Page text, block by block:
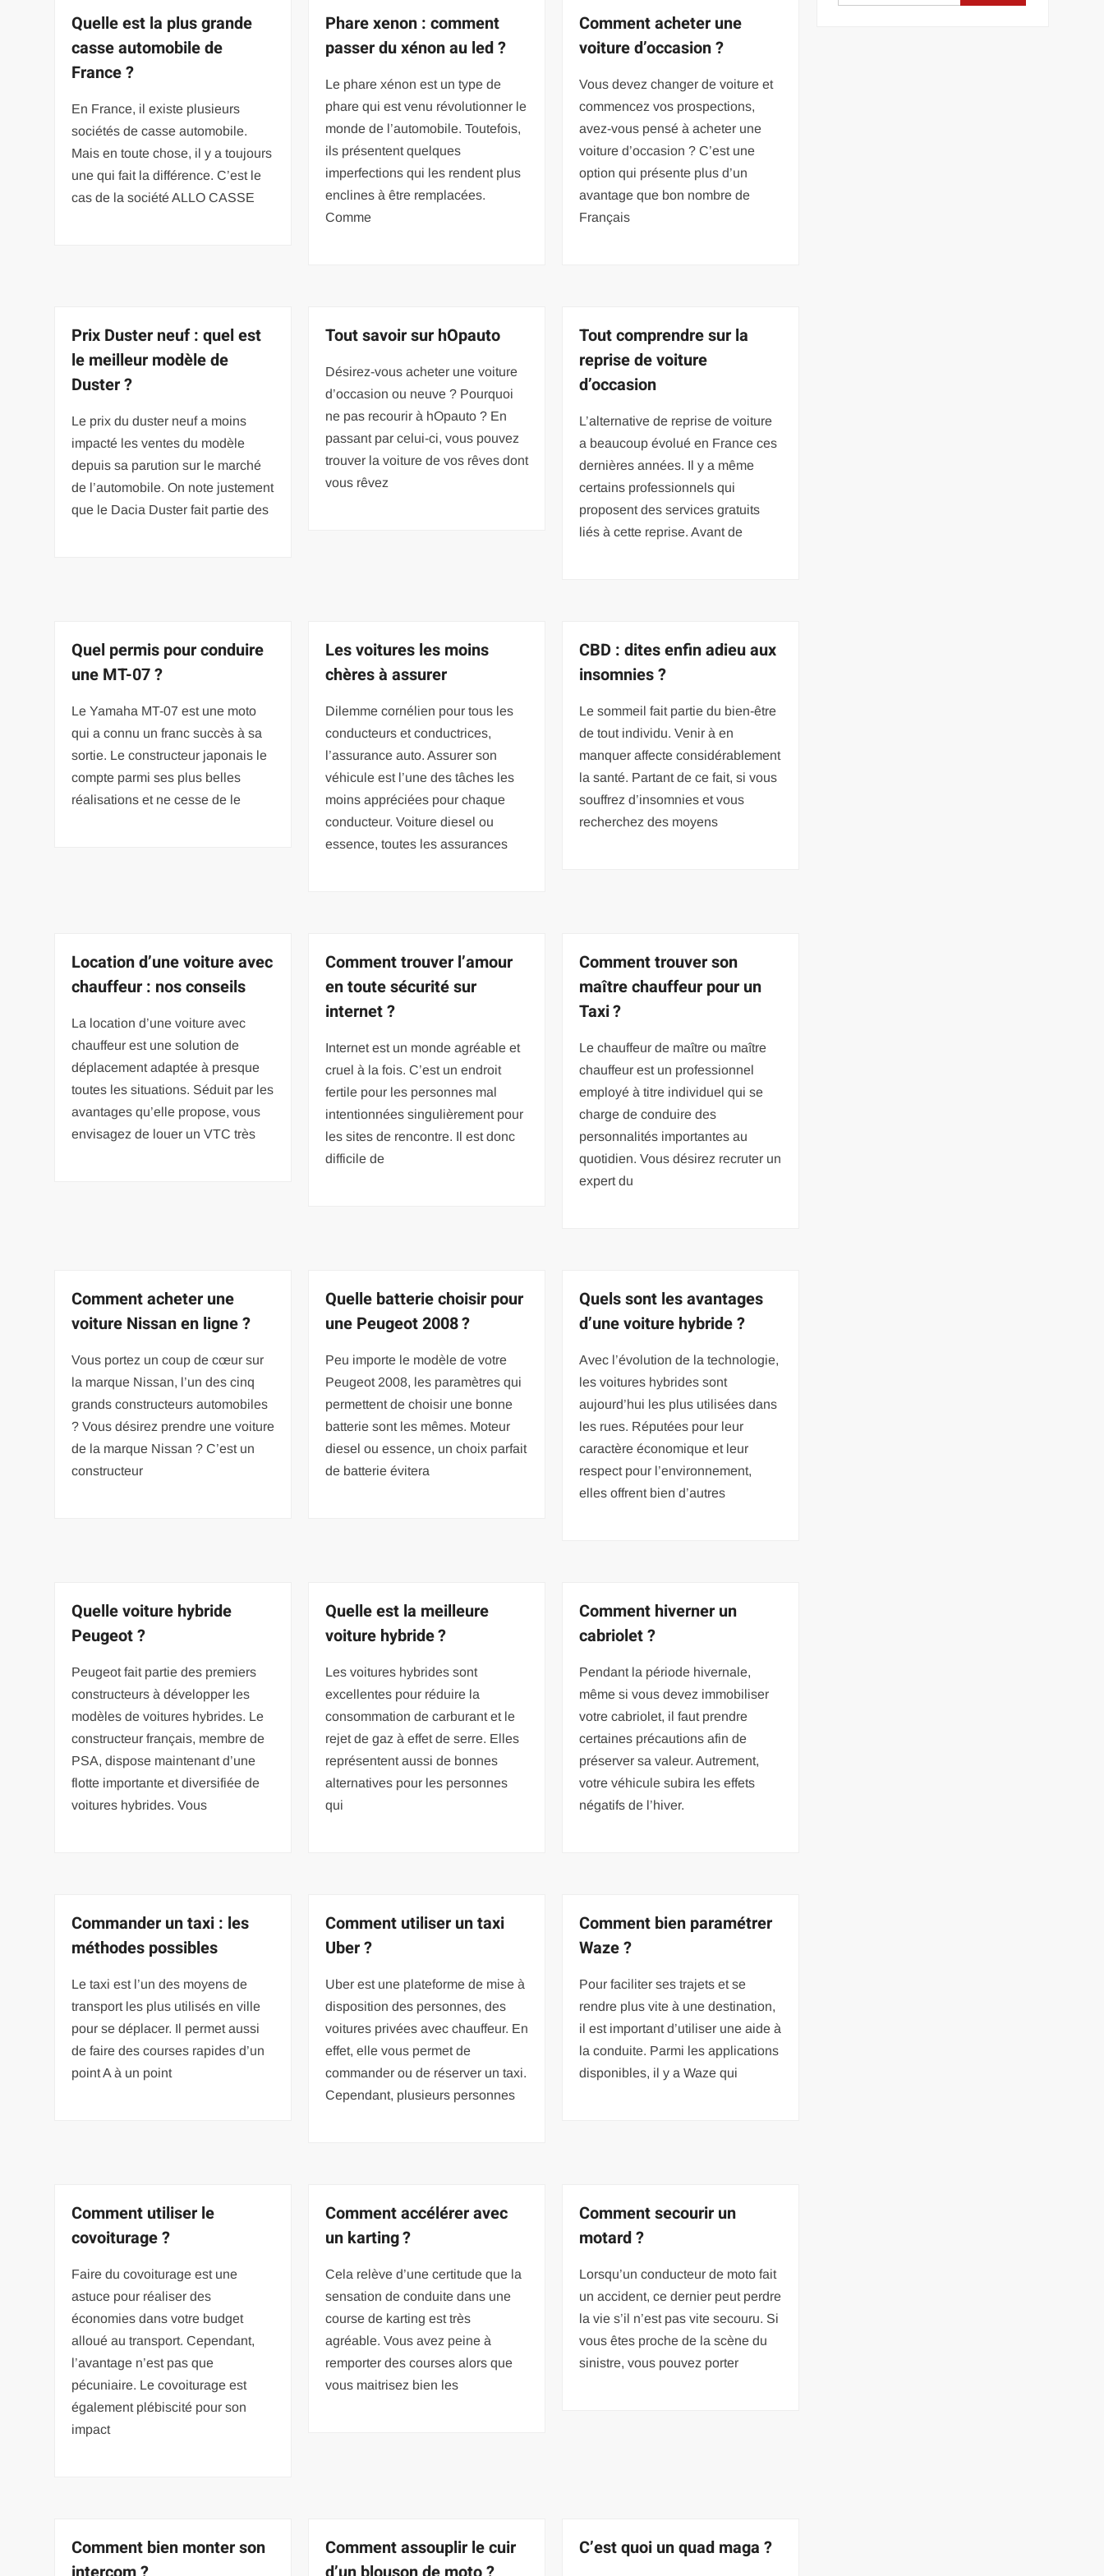
Quelle est la plus grande
casse automobile de
France ?
En France, il existe plusieurs
sociétés de casse automobile.
Mais en toute chose, il y a toujours
une qui fait la différence. C’est le
cas de la société ALLO CASSE
Phare xenon : comment
passer du xénon au led ?
Le phare xénon est un type de
phare qui est venu révolutionner le
monde de l’automobile. Toutefois,
ils présentent quelques
imperfections qui les rendent plus
enclines à être remplacées.
Comme
Comment acheter une
voiture d’occasion ?
Vous devez changer de voiture et
commencez vos prospections,
avez-vous pensé à acheter une
voiture d’occasion ? C’est une
option qui présente plus d’un
avantage que bon nombre de
Français
Prix Duster neuf : quel est
le meilleur modèle de
Duster ?
Le prix du duster neuf a moins
impacté les ventes du modèle
depuis sa parution sur le marché
de l’automobile. On note justement
que le Dacia Duster fait partie des
Tout savoir sur hOpauto
Désirez-vous acheter une voiture
d’occasion ou neuve ? Pourquoi
ne pas recourir à hOpauto ? En
passant par celui-ci, vous pouvez
trouver la voiture de vos rêves dont
vous rêvez
Tout comprendre sur la
reprise de voiture
d’occasion
L’alternative de reprise de voiture
a beaucoup évolué en France ces
dernières années. Il y a même
certains professionnels qui
proposent des services gratuits
liés à cette reprise. Avant de
Quel permis pour conduire
une MT-07 ?
Le Yamaha MT-07 est une moto
qui a connu un franc succès à sa
sortie. Le constructeur japonais le
compte parmi ses plus belles
réalisations et ne cesse de le
Les voitures les moins
chères à assurer
Dilemme cornélien pour tous les
conducteurs et conductrices,
l’assurance auto. Assurer son
véhicule est l’une des tâches les
moins appréciées pour chaque
conducteur. Voiture diesel ou
essence, toutes les assurances
CBD : dites enfin adieu aux
insomnies ?
Le sommeil fait partie du bien-être
de tout individu. Venir à en
manquer affecte considérablement
la santé. Partant de ce fait, si vous
souffrez d’insomnies et vous
recherchez des moyens
Location d’une voiture avec
chauffeur : nos conseils
La location d’une voiture avec
chauffeur est une solution de
déplacement adaptée à presque
toutes les situations. Séduit par les
avantages qu’elle propose, vous
envisagez de louer un VTC très
Comment trouver l’amour
en toute sécurité sur
internet ?
Internet est un monde agréable et
cruel à la fois. C’est un endroit
fertile pour les personnes mal
intentionnées singulièrement pour
les sites de rencontre. Il est donc
difficile de
Comment trouver son
maître chauffeur pour un
Taxi ?
Le chauffeur de maître ou maître
chauffeur est un professionnel
employé à titre individuel qui se
charge de conduire des
personnalités importantes au
quotidien. Vous désirez recruter un
expert du
Comment acheter une
voiture Nissan en ligne ?
Vous portez un coup de cœur sur
la marque Nissan, l’un des cinq
grands constructeurs automobiles
? Vous désirez prendre une voiture
de la marque Nissan ? C’est un
constructeur
Quelle batterie choisir pour
une Peugeot 2008 ?
Peu importe le modèle de votre
Peugeot 2008, les paramètres qui
permettent de choisir une bonne
batterie sont les mêmes. Moteur
diesel ou essence, un choix parfait
de batterie évitera
Quels sont les avantages
d’une voiture hybride ?
Avec l’évolution de la technologie,
les voitures hybrides sont
aujourd’hui les plus utilisées dans
les rues. Réputées pour leur
caractère économique et leur
respect pour l’environnement,
elles offrent bien d’autres
Quelle voiture hybride
Peugeot ?
Peugeot fait partie des premiers
constructeurs à développer les
modèles de voitures hybrides. Le
constructeur français, membre de
PSA, dispose maintenant d’une
flotte importante et diversifiée de
voitures hybrides. Vous
Quelle est la meilleure
voiture hybride ?
Les voitures hybrides sont
excellentes pour réduire la
consommation de carburant et le
rejet de gaz à effet de serre. Elles
représentent aussi de bonnes
alternatives pour les personnes
qui
Comment hiverner un
cabriolet ?
Pendant la période hivernale,
même si vous devez immobiliser
votre cabriolet, il faut prendre
certaines précautions afin de
préserver sa valeur. Autrement,
votre véhicule subira les effets
négatifs de l’hiver.
Commander un taxi : les
méthodes possibles
Le taxi est l’un des moyens de
transport les plus utilisés en ville
pour se déplacer. Il permet aussi
de faire des courses rapides d’un
point A à un point
Comment utiliser un taxi
Uber ?
Uber est une plateforme de mise à
disposition des personnes, des
voitures privées avec chauffeur. En
effet, elle vous permet de
commander ou de réserver un taxi.
Cependant, plusieurs personnes
Comment bien paramétrer
Waze ?
Pour faciliter ses trajets et se
rendre plus vite à une destination,
il est important d’utiliser une aide à
la conduite. Parmi les applications
disponibles, il y a Waze qui
Comment utiliser le
covoiturage ?
Faire du covoiturage est une
astuce pour réaliser des
économies dans votre budget
alloué au transport. Cependant,
l’avantage n’est pas que
pécuniaire. Le covoiturage est
également plébiscité pour son
impact
Comment accélérer avec
un karting ?
Cela relève d’une certitude que la
sensation de conduite dans une
course de karting est très
agréable. Vous avez peine à
remporter des courses alors que
vous maitrisez bien les
Comment secourir un
motard ?
Lorsqu’un conducteur de moto fait
un accident, ce dernier peut perdre
la vie s’il n’est pas vite secouru. Si
vous êtes proche de la scène du
sinistre, vous pouvez porter
Comment bien monter son
Comment assouplir le cuir
C’est quoi un quad maga ?